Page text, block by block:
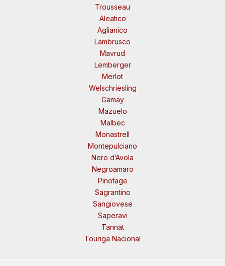
Trousseau
Aleatico
Aglianico
Lambrusco
Mavrud
Lemberger
Merlot
Welschriesling
Gamay
Mazuelo
Malbec
Monastrell
Montepulciano
Nero d’Avola
Negroamaro
Pinotage
Sagrantino
Sangiovese
Saperavi
Tannat
Touriga Nacional